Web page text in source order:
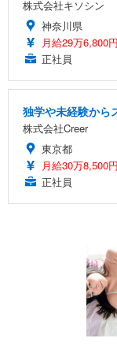
株式会社キソシン
神奈川県
月給29万6,800
正社員
独学や未経験から
株式会社Creer
東京都
月給30万8,500
正社員